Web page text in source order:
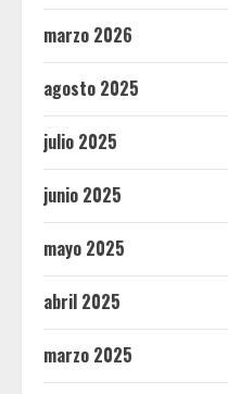
marzo 2026
agosto 2025
julio 2025
junio 2025
mayo 2025
abril 2025
marzo 2025